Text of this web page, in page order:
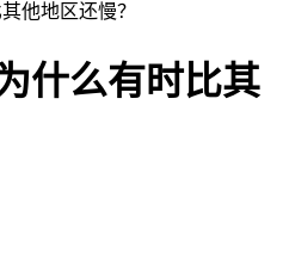
他地区还慢？
什么有时比其